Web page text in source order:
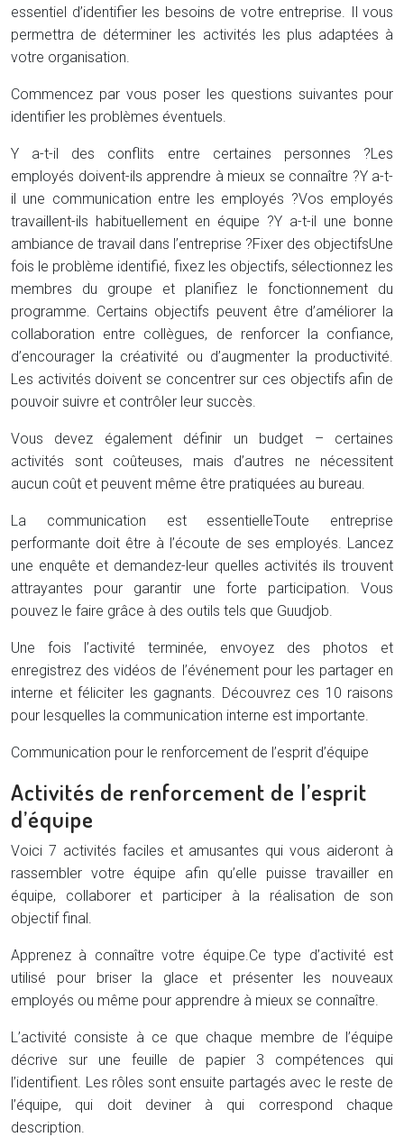
essentiel d’identifier les besoins de votre entreprise. Il vous
permettra de déterminer les activités les plus adaptées à
votre organisation.
Commencez par vous poser les questions suivantes pour
identifier les problèmes éventuels.
Y a-t-il des conflits entre certaines personnes ?Les
employés doivent-ils apprendre à mieux se connaître ?Y a-t-
il une communication entre les employés ?Vos employés
travaillent-ils habituellement en équipe ?Y a-t-il une bonne
ambiance de travail dans l’entreprise ?Fixer des objectifsUne
fois le problème identifié, fixez les objectifs, sélectionnez les
membres du groupe et planifiez le fonctionnement du
programme. Certains objectifs peuvent être d’améliorer la
collaboration entre collègues, de renforcer la confiance,
d’encourager la créativité ou d’augmenter la productivité.
Les activités doivent se concentrer sur ces objectifs afin de
pouvoir suivre et contrôler leur succès.
Vous devez également définir un budget – certaines
activités sont coûteuses, mais d’autres ne nécessitent
aucun coût et peuvent même être pratiquées au bureau.
La communication est essentielleToute entreprise
performante doit être à l’écoute de ses employés. Lancez
une enquête et demandez-leur quelles activités ils trouvent
attrayantes pour garantir une forte participation. Vous
pouvez le faire grâce à des outils tels que Guudjob.
Une fois l’activité terminée, envoyez des photos et
enregistrez des vidéos de l’événement pour les partager en
interne et féliciter les gagnants. Découvrez ces 10 raisons
pour lesquelles la communication interne est importante.
Communication pour le renforcement de l’esprit d’équipe
Activités de renforcement de l’esprit
d’équipe
Voici 7 activités faciles et amusantes qui vous aideront à
rassembler votre équipe afin qu’elle puisse travailler en
équipe, collaborer et participer à la réalisation de son
objectif final.
Apprenez à connaître votre équipe.Ce type d’activité est
utilisé pour briser la glace et présenter les nouveaux
employés ou même pour apprendre à mieux se connaître.
L’activité consiste à ce que chaque membre de l’équipe
décrive sur une feuille de papier 3 compétences qui
l’identifient. Les rôles sont ensuite partagés avec le reste de
l’équipe, qui doit deviner à qui correspond chaque
description.